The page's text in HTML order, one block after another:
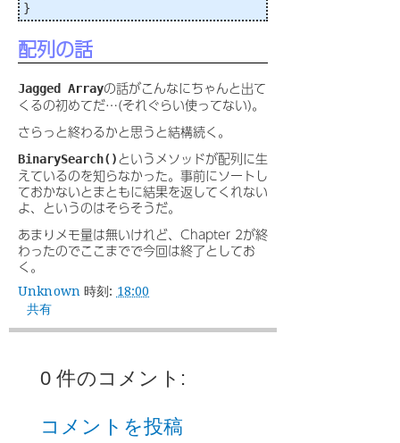
配列の話
Jagged Arrayの話がこんなにちゃんと出て
くるの初めてだ…(それぐらい使ってない)。
さらっと終わるかと思うと結構続く。
BinarySearch()というメソッドが配列に生
えているのを知らなかった。事前にソートし
ておかないとまともに結果を返してくれない
よ、というのはそらそうだ。
あまりメモ量は無いけれど、Chapter 2が終
わったのでここまでで今回は終了としてお
く。
Unknown 時刻: 18:00
共有
0 件のコメント:
コメントを投稿